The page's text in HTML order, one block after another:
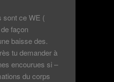
sont ce WE (
façon
baisse des.
tu demander à
encourues si –
du corps